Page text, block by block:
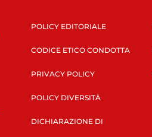
POLICY EDITORIALE
CODICE ETICO CONDOTTA
PRIVACY POLICY
POLICY DIVERSITÀ
DICHIARAZIONE DI